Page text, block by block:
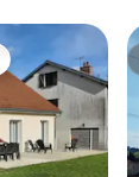
plus appréciés